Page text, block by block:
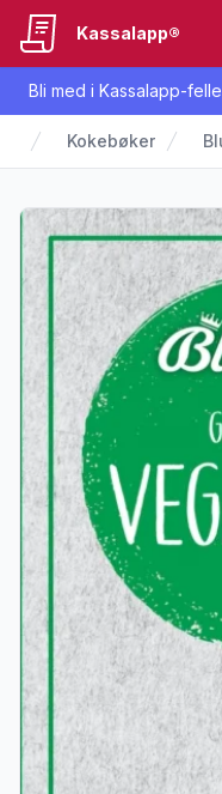
Bli med i Kassalapp-
Kassalapp®
Kokebøker